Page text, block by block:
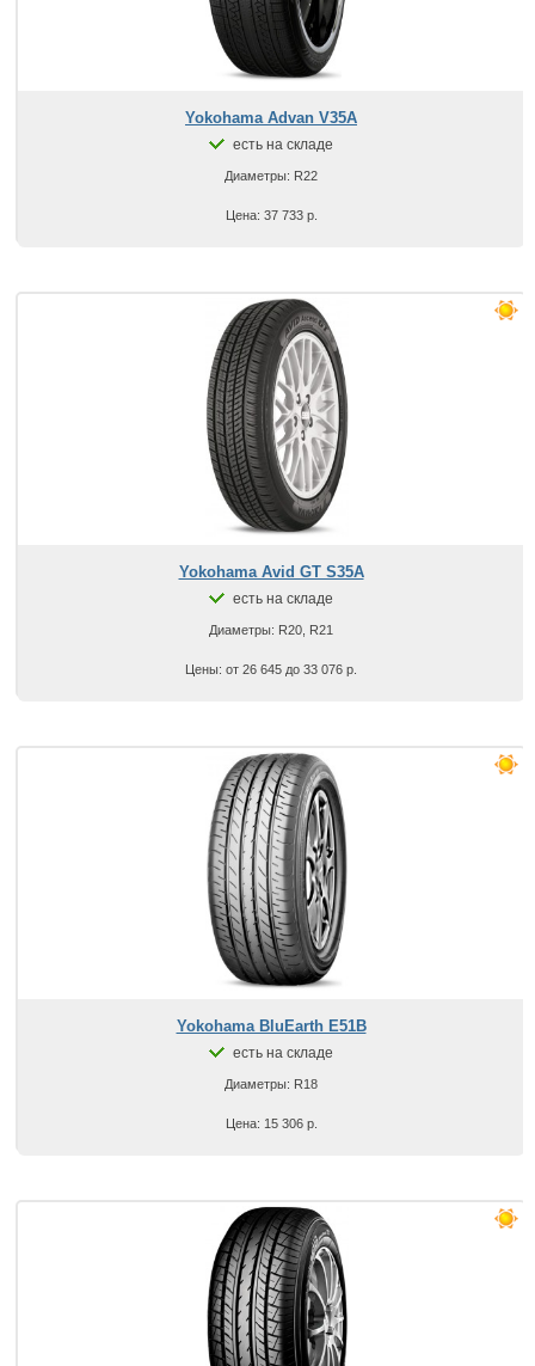
Yokohama Advan V35A
есть на складе
Диаметры: R22
Цена: 37 733 р.
Yokohama Avid GT S35A
есть на складе
Диаметры: R20, R21
Цены: от 26 645 до 33 076 р.
Yokohama BluEarth E51B
есть на складе
Диаметры: R18
Цена: 15 306 р.